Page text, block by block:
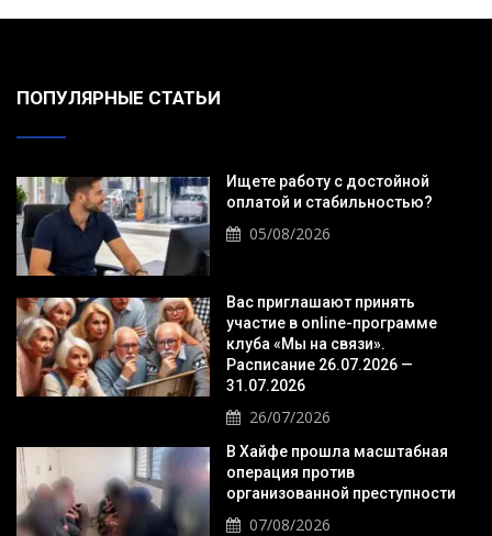
ПОПУЛЯРНЫЕ СТАТЬИ
Ищете работу с достойной
оплатой и стабильностью?
05/08/2026
Вас приглашают принять
участие в online-программе
клуба «Мы на связи».
Расписание 26.07.2026 —
31.07.2026
26/07/2026
В Хайфе прошла масштабная
операция против
организованной преступности
07/08/2026